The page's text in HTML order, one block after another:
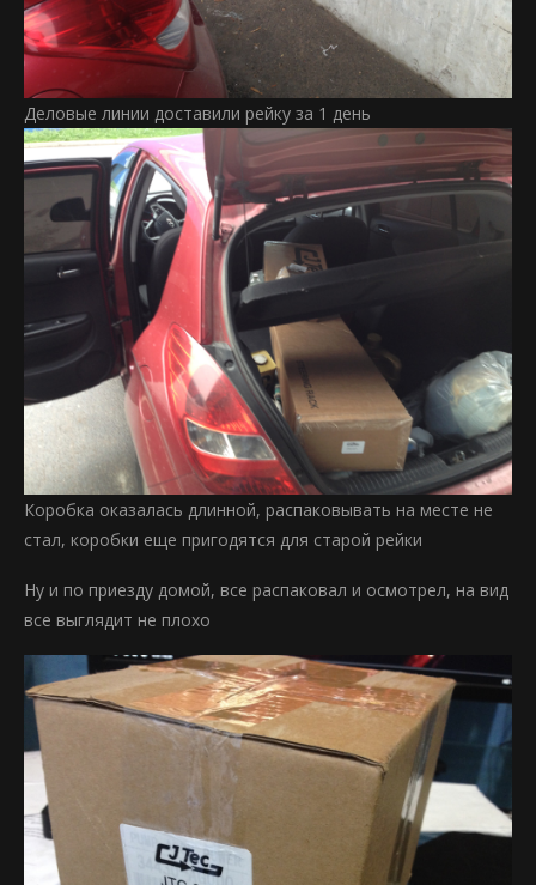
Деловые линии доставили рейку за 1 день
Коробка оказалась длинной, распаковывать на месте не
стал, коробки еще пригодятся для старой рейки
Ну и по приезду домой, все распаковал и осмотрел, на вид
все выглядит не плохо